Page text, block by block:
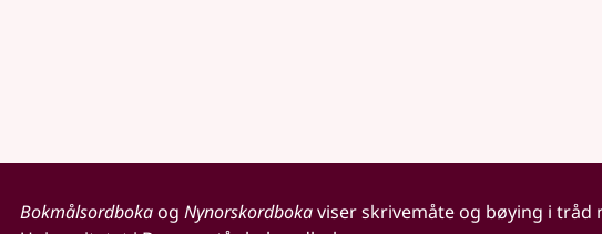
Bokmålsordbokaog Nynorskordbokaviser skrivemåte og bøying i tråd